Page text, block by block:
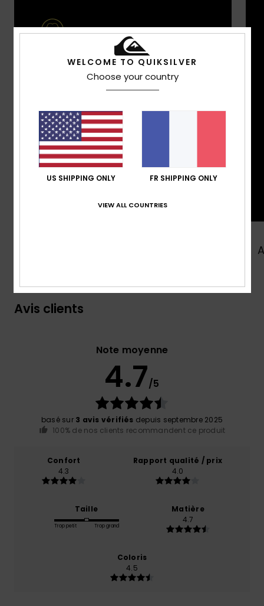
Avis clients
Note moyenne
4.7/5
basé sur 3 avis vérifiés depuis septembre 2025
100% de nos clients recommandent ce produit
Confort
4.3
Rapport qualité / prix
4.0
Taille
Trop petit Trop grand
Matière
4.7
Coloris
4.5
WELCOME TO QUIKSILVER
Choose your country
US SHIPPING ONLY FR SHIPPING ONLY
VIEW ALL COUNTRIES